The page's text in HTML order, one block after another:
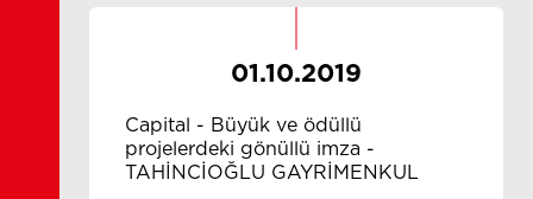
01.10.2019
Capital - Büyük ve ödüllü
projelerdeki gönüllü imza -
TAHİNCİOĞLU GAYRİMENKUL